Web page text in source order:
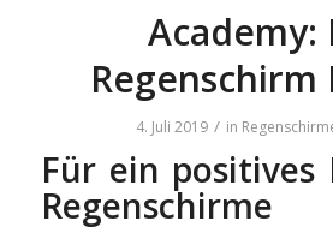
Academy:
Regenschirm
4. Juli 2019 / in
Für ein positives
Regenschirme